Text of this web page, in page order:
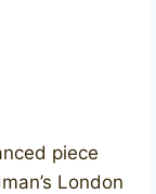
piece
London